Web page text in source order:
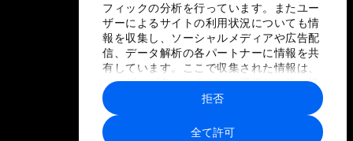
フィックの分析を行っています。またユー
ザーによるサイトの利用状況についても情
報を収集し、ソーシャルメディアや広告配
信、データ解析の各パートナーに情報を共
有しています。ここで収集された情報は、
ユーザーが各パートナーに提供した他の情
報や各パートナーのサービスを使用した際
に収集された情報と組み合わされ、各パー
トナーによって使用されることがありま
全て許可
拒否